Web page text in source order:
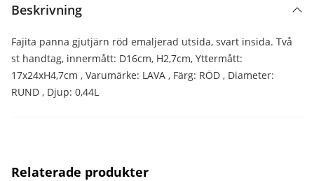
Beskrivning
Fajita panna gjutjärn röd emaljerad utsida, svart insida. Två
st handtag, innermått: D16cm, H2,7cm, Yttermått:
17x24xH4,7cm , Varumärke: LAVA , Färg: RÖD , Diameter:
RUND , Djup: 0,44L
Relaterade produkter